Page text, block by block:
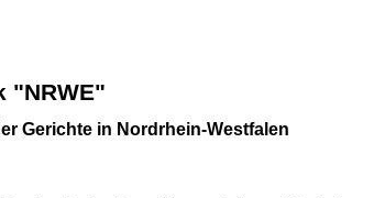
"NRWE"
Gerichte in Nordrhein-Westfalen